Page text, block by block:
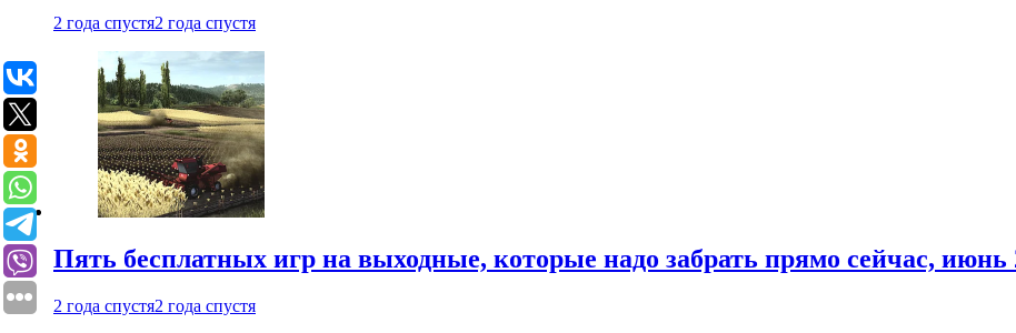
2 года спустя2 года спустя
Пять бесплатных игр на выходные, которые надо забрать прямо сейчас, июнь
2 года спустя2 года спустя